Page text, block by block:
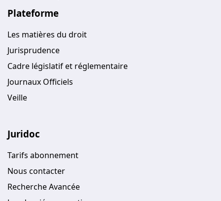
Plateforme
Les matières du droit
Jurisprudence
Cadre législatif et réglementaire
Journaux Officiels
Veille
Juridoc
Tarifs abonnement
Nous contacter
Recherche Avancée